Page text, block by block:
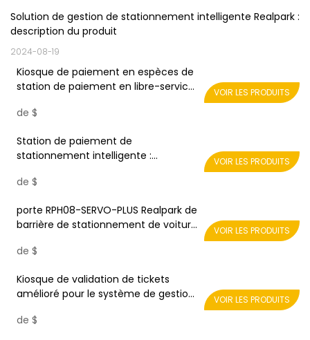
Solution de gestion de stationnement intelligente Realpark :
description du produit
2024-08-19
Kiosque de paiement en espèces de
station de paiement en libre-service
paiement intelligent pour parkings
de $
VOIR LES PRODUITS
Station de paiement de
stationnement intelligente :
Realpark
de $
VOIR LES PRODUITS
porte RPH08-SERVO-PLUS Realpark de
barrière de stationnement de voiture
0.9s
de $
VOIR LES PRODUITS
Kiosque de validation de tickets
amélioré pour le système de gestion
de $
VOIR LES PRODUITS